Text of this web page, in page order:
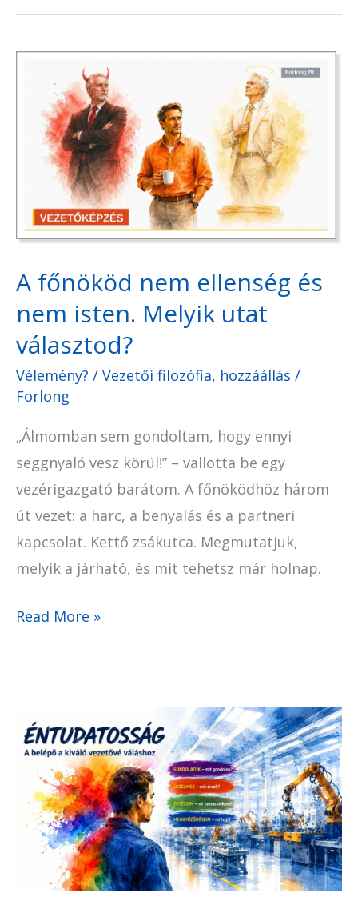
A főnököd nem ellenség és
nem isten. Melyik utat
választod?
Vélemény? / Vezetői filozófia, hozzáállás /
Forlong
„Álmomban sem gondoltam, hogy ennyi
seggnyaló vesz körül!” – vallotta be egy
vezérigazgató barátom. A főnöködhöz három
út vezet: a harc, a benyalás és a partneri
kapcsolat. Kettő zsákutca. Megmutatjuk,
melyik a járható, és mit tehetsz már holnap.
főnököd
nem
ellenség
isten.
Melyik
utat
választod?
Read More »
éntudatosság
belépő
kiváló
vezetővé